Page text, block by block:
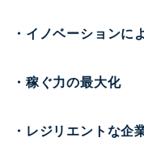
・イノベーションに
・稼ぐ力の最大化
・レジリエントな企